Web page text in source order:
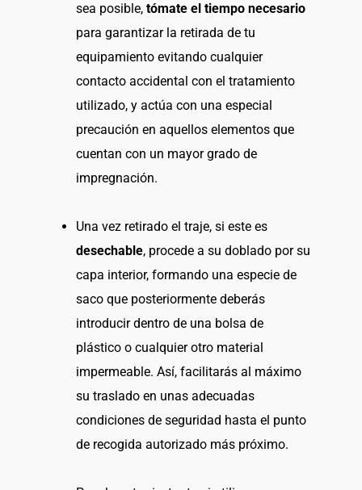
sea posible, tómate el tiempo necesario
para garantizar la retirada de tu
equipamiento evitando cualquier
contacto accidental con el tratamiento
utilizado, y actúa con una especial
precaución en aquellos elementos que
cuentan con un mayor grado de
impregnación.
Una vez retirado el traje, si este es
desechable, procede a su doblado por su
capa interior, formando una especie de
saco que posteriormente deberás
introducir dentro de una bolsa de
plástico o cualquier otro material
impermeable. Así, facilitarás al máximo
su traslado en unas adecuadas
condiciones de seguridad hasta el punto
de recogida autorizado más próximo.